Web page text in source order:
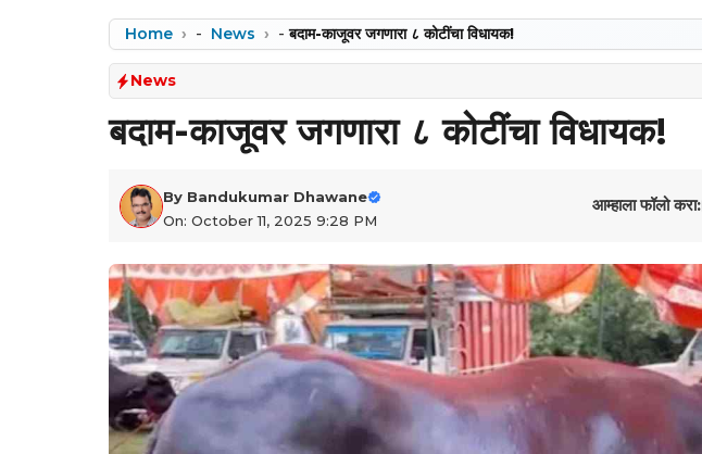
Home - News -बदाम-काजूवर जगणारा ८ कोटींचा विधायक!
News
बदाम-काजूवर जगणारा ८ कोटींचा विधायक!
By Bandukumar Dhawane
On: October 11, 2025 9:28 PM
आम्हाला फॉलो करा: